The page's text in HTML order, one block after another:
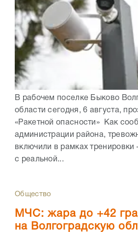
В рабочем поселке Быково
области сегодня, 6 августа,
«Ракетной опасности» Как
администрации района,
включили в рамках тренировки
с реальной...
Общество
МЧС: жара до +42
на Волгоградскую